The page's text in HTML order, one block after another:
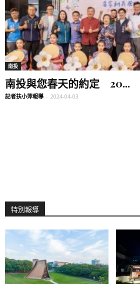
南投
南投與您春天的約定 20...
記者扶小萍報導 - 2024-04-03
特別報導